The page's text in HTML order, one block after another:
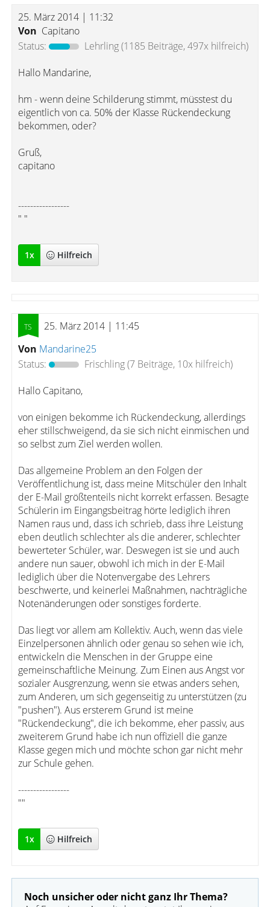
25. März 2014 | 11:32
Von Capitano
Status:
Lehrling(1185 Beiträge, 497x hilfreich)
Hallo Mandarine,
hm - wenn deine Schilderung stimmt, müsstest du
eigentlich von ca. 50% der Klasse Rückendeckung
bekommen, oder?
Gruß,
capitano
-----------------
" "
1x Hilfreich
25. März 2014 | 11:45
Von Mandarine25
Status:
Frischling(7 Beiträge, 10x hilfreich)
Hallo Capitano,
von einigen bekomme ich Rückendeckung, allerdings
eher stillschweigend, da sie sich nicht einmischen und
so selbst zum Ziel werden wollen.
Das allgemeine Problem an den Folgen der
Veröffentlichung ist, dass meine Mitschüler den Inhalt
der E-Mail größtenteils nicht korrekt erfassen. Besagte
Schülerin im Eingangsbeitrag hörte lediglich ihren
Namen raus und, dass ich schrieb, dass ihre Leistung
eben deutlich schlechter als die anderer, schlechter
bewerteter Schüler, war. Deswegen ist sie und auch
andere nun sauer, obwohl ich mich in der E-Mail
lediglich über die Notenvergabe des Lehrers
beschwerte, und keinerlei Maßnahmen, nachträgliche
Notenänderungen oder sonstiges forderte.
Das liegt vor allem am Kollektiv. Auch, wenn das viele
Einzelpersonen ähnlich oder genau so sehen wie ich,
entwickeln die Menschen in der Gruppe eine
gemeinschaftliche Meinung. Zum Einen aus Angst vor
sozialer Ausgrenzung, wenn sie etwas anders sehen,
zum Anderen, um sich gegenseitig zu unterstützen (zu
"pushen"). Aus ersterem Grund ist meine
"Rückendeckung", die ich bekomme, eher passiv, aus
zweiterem Grund habe ich nun offiziell die ganze
Klasse gegen mich und möchte schon gar nicht mehr
zur Schule gehen.
-----------------
""
1x Hilfreich
Noch unsicher oder nicht ganz Ihr Thema?